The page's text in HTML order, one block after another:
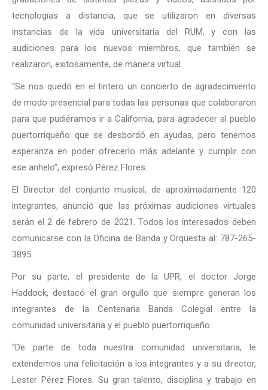
tecnologías a distancia, que se utilizaron en diversas
instancias de la vida universitaria del RUM, y con las
audiciones para los nuevos miembros, que también se
realizaron, exitosamente, de manera virtual.
“Se nos quedó en el tintero un concierto de agradecimiento
de modo presencial para todas las personas que colaboraron
para que pudiéramos ir a California, para agradecer al pueblo
puertorriqueño que se desbordó en ayudas, pero tenemos
esperanza en poder ofrecerlo más adelante y cumplir con
ese anhelo”, expresó Pérez Flores.
El Director del conjunto musical, de aproximadamente 120
integrantes, anunció que las próximas audiciones virtuales
serán el 2 de febrero de 2021. Todos los interesados deben
comunicarse con la Oficina de Banda y Orquesta al: 787-265-
3895.
Por su parte, el presidente de la UPR, el doctor Jorge
Haddock, destacó el gran orgullo que siempre generan los
integrantes de la Centenaria Banda Colegial entre la
comunidad universitaria y el pueblo puertorriqueño.
“De parte de toda nuestra comunidad universitaria, le
extendemos una felicitación a los integrantes y a su director,
Lester Pérez Flores. Su gran talento, disciplina y trabajo en